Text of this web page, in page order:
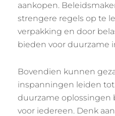
aankopen.
strengere regels op te
verpakking en door
bieden voor duurzame
Bovendien kunnen
inspanningen leiden
duurzame oplossingen
voor iedereen. Denk